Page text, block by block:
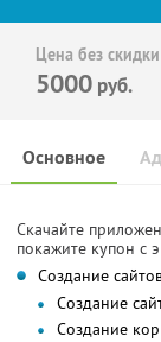
Цена без
5000 руб.
Основное
Скачайте
покажите купон с
Создание
Создание
Создание